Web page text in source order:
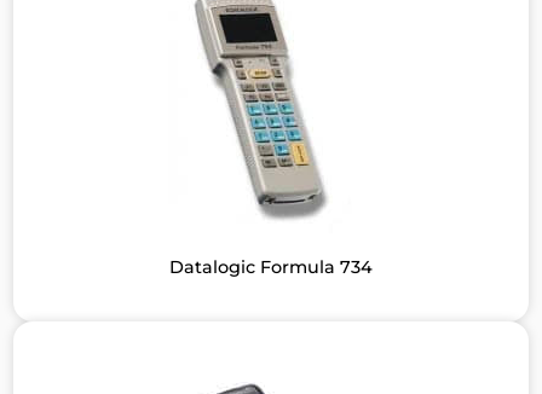
Datalogic Formula 734